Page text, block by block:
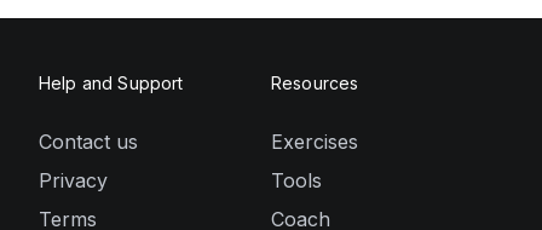
Help and Support
Contact us
Privacy
Terms
Resources
Exercises
Tools
Coach